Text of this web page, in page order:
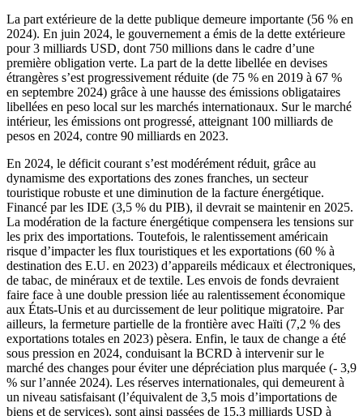
La part extérieure de la dette publique demeure importante (56 % en
2024). En juin 2024, le gouvernement a émis de la dette extérieure
pour 3 milliards USD, dont 750 millions dans le cadre d’une
première obligation verte. La part de la dette libellée en devises
étrangères s’est progressivement réduite (de 75 % en 2019 à 67 %
en septembre 2024) grâce à une hausse des émissions obligataires
libellées en peso local sur les marchés internationaux. Sur le marché
intérieur, les émissions ont progressé, atteignant 100 milliards de
pesos en 2024, contre 90 milliards en 2023.
En 2024, le déficit courant s’est modérément réduit, grâce au
dynamisme des exportations des zones franches, un secteur
touristique robuste et une diminution de la facture énergétique.
Financé par les IDE (3,5 % du PIB), il devrait se maintenir en 2025.
La modération de la facture énergétique compensera les tensions sur
les prix des importations. Toutefois, le ralentissement américain
risque d’impacter les flux touristiques et les exportations (60 % à
destination des E.U. en 2023) d’appareils médicaux et électroniques,
de tabac, de minéraux et de textile. Les envois de fonds devraient
faire face à une double pression liée au ralentissement économique
aux États-Unis et au durcissement de leur politique migratoire. Par
ailleurs, la fermeture partielle de la frontière avec Haïti (7,2 % des
exportations totales en 2023) pèsera. Enfin, le taux de change a été
sous pression en 2024, conduisant la BCRD à intervenir sur le
marché des changes pour éviter une dépréciation plus marquée (- 3,9
% sur l’année 2024). Les réserves internationales, qui demeurent à
un niveau satisfaisant (l’équivalent de 3,5 mois d’importations de
biens et de services), sont ainsi passées de 15,3 milliards USD à